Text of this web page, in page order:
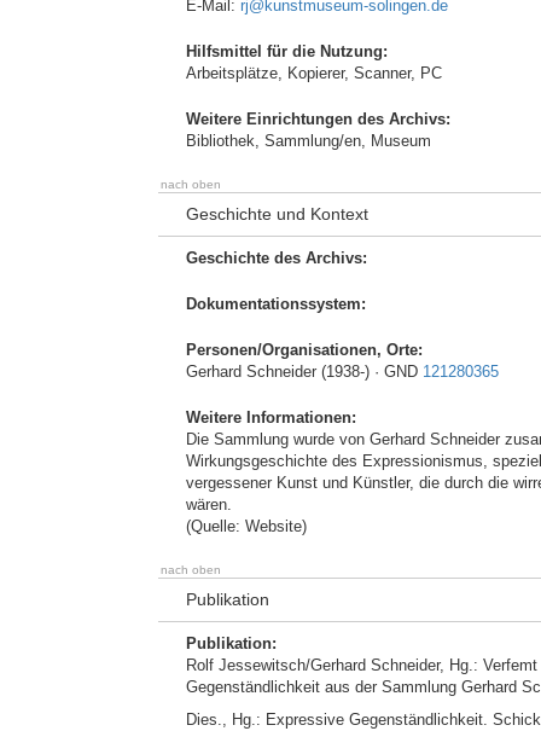
E-Mail: rj@kunstmuseum-solingen.de
Hilfsmittel für die Nutzung:
Arbeitsplätze, Kopierer, Scanner, PC
Weitere Einrichtungen des Archivs:
Bibliothek, Sammlung/en, Museum
nach oben
Geschichte und Kontext
Geschichte des Archivs:
Dokumentationssystem:
Personen/Organisationen, Orte:
Gerhard Schneider (1938-) · GND 121280365
Weitere Informationen:
Die Sammlung wurde von Gerhard Schneider
Wirkungsgeschichte des Expressionismus,
vergessener Kunst und Künstler, die durch die
wären.
(Quelle: Website)
nach oben
Publikation
Publikation:
Rolf Jessewitsch/Gerhard Schneider, Hg.:
Gegenständlichkeit aus der Sammlung Gerhard
Dies., Hg.: Expressive Gegenständlichkeit.